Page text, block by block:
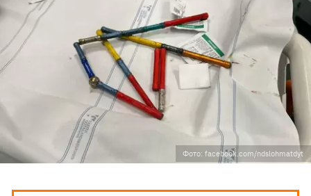
Фото: facebook.com/ndslohmatdyt